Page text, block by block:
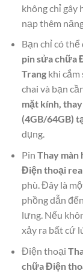
không chỉ gây
nạp thêm
Bạn chỉ có thể
pin sửa chữa
Trangkhi cắm
chai và bạn
mặt kính,
(4GB/64GB)
dụng.
Pin Thay màn
Điện thoại
phù. Đây là
phồng dẫn
lưng. Nếu
xảy ra bất cứ
Điện thoại
chữa Điện